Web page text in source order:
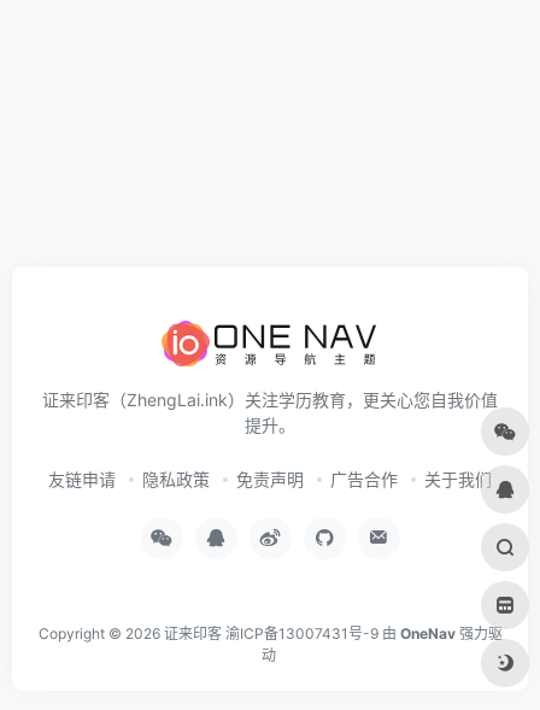
证来印客（ZhengLai.ink）关注学历教育，更关心您自我价值
提升。
友链申请 隐私政策 免责声明 广告合作 关于我们
Copyright © 2026 证来印客 渝ICP备13007431号-9由 OneNav 强力驱
动